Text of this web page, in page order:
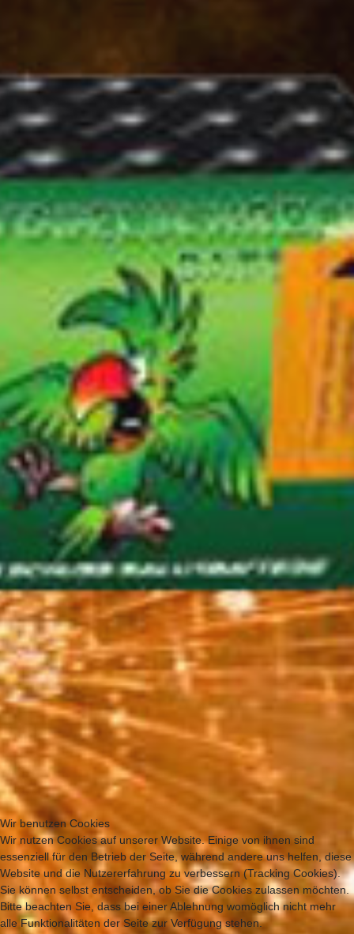
Wir benutzen Cookies
Wir nutzen Cookies auf unserer Website. Einige von ihnen sind
essenziell für den Betrieb der Seite, während andere uns helfen, diese
Website und die Nutzererfahrung zu verbessern (Tracking Cookies).
Sie können selbst entscheiden, ob Sie die Cookies zulassen möchten.
Bitte beachten Sie, dass bei einer Ablehnung womöglich nicht mehr
alle Funktionalitäten der Seite zur Verfügung stehen.